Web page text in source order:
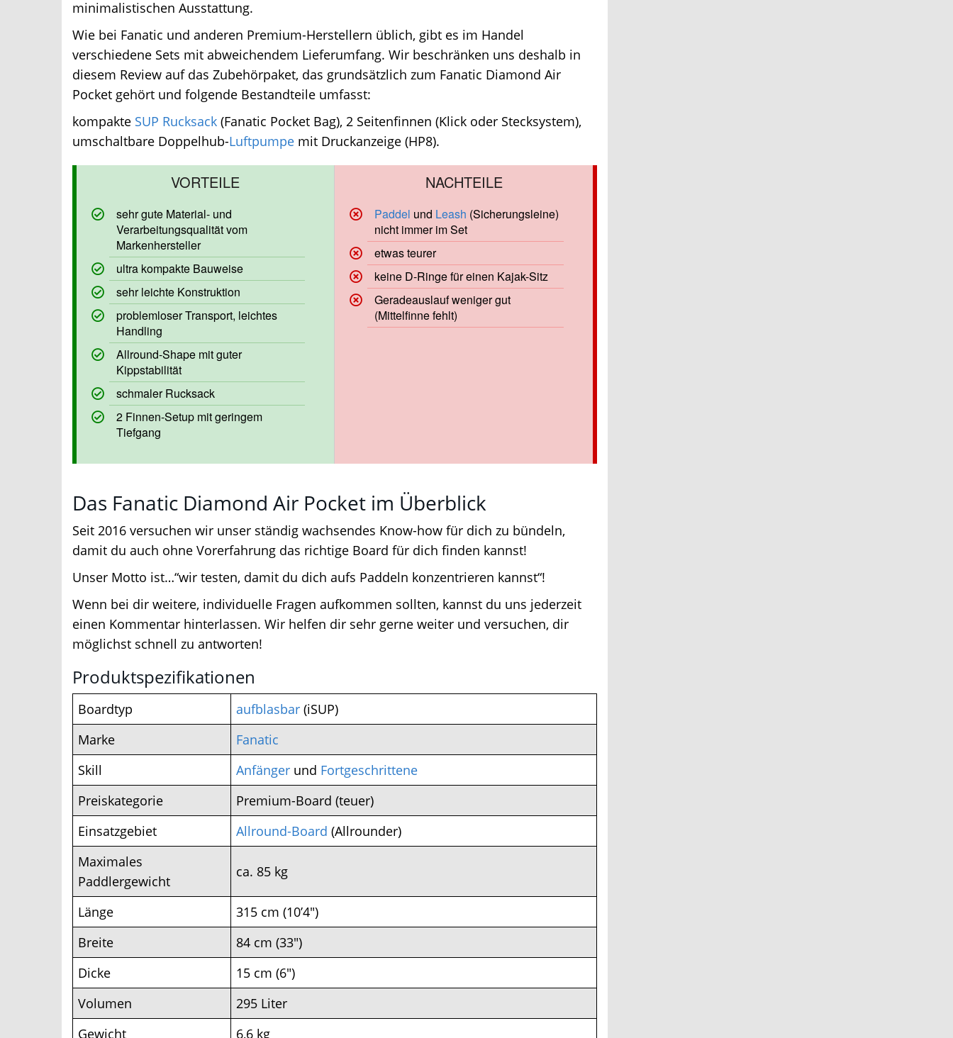
minimalistischen Ausstattung.
Wie bei Fanatic und anderen Premium-Herstellern üblich, gibt es im Handel
verschiedene Sets mit abweichendem Lieferumfang. Wir beschränken uns deshalb in
diesem Review auf das Zubehörpaket, das grundsätzlich zum Fanatic Diamond Air
Pocket gehört und folgende Bestandteile umfasst:
kompakteSUP Rucksack(Fanatic Pocket Bag), 2 Seitenfinnen (Klick oder Stecksystem),
umschaltbare Doppelhub-Luftpumpemit Druckanzeige (HP8).
sehr gute Material- und
Verarbeitungsqualität vom
Markenhersteller
ultra kompakte Bauweise
sehr leichte Konstruktion
problemloser Transport, leichtes
Handling
Allround-Shape mit guter
Kippstabilität
schmaler Rucksack
2 Finnen-Setup mit geringem
Tiefgang
PaddelundLeash(Sicherungsleine)
nicht immer im Set
etwas teurer
keine D-Ringe für einen Kajak-Sitz
Geradeauslauf weniger gut
(Mittelfinne fehlt)
Das Fanatic Diamond Air Pocket im Überblick
Seit 2016 versuchen wir unser ständig wachsendes Know-how für dich zu bündeln,
damit du auch ohne Vorerfahrung das richtige Board für dich finden kannst!
Unser Motto ist…“wir testen, damit du dich aufs Paddeln konzentrieren kannst“!
Wenn bei dir weitere, individuelle Fragen aufkommen sollten, kannst du uns jederzeit
einen Kommentar hinterlassen. Wir helfen dir sehr gerne weiter und versuchen, dir
möglichst schnell zu antworten!
Produktspezifikationen
Boardtyp aufblasbar(iSUP)
Marke
Fanatic
Skill
AnfängerundFortgeschrittene
Preiskategorie
Premium-Board (teuer)
Einsatzgebiet
Allround-Board(Allrounder)
Maximales
Paddlergewicht
ca. 85 kg
Länge
315 cm (10’4″)
Breite
84 cm (33″)
Dicke
15 cm (6″)
Volumen
295 Liter
Gewicht
6,6 kg